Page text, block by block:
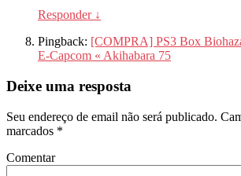
Responder ↓
Pingback: [COMPRA] PS3 Box
E-Capcom « Akihabara 75
Deixe uma resposta
Seu endereço de email não será publicado.
marcados *
Comentar